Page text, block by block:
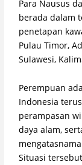
Para Nausus
berada dalam
penetapan
Pulau Timor,
Sulawesi,
Perempuan
Indonesia
perampasan
daya alam,
Situasi